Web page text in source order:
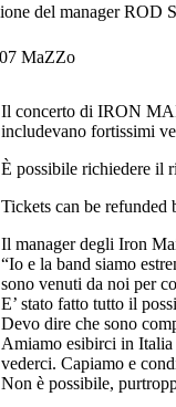
del manager
MaZZo
Il concerto di IRON
includevano fortissimi
È possibile richiedere il
Tickets can be
Il manager degli Iron
“Io e la band siamo
sono venuti da noi per
E’ stato fatto tutto il
Devo dire che sono
Amiamo esibirci in Italia
vederci. Capiamo e
Non è possibile,